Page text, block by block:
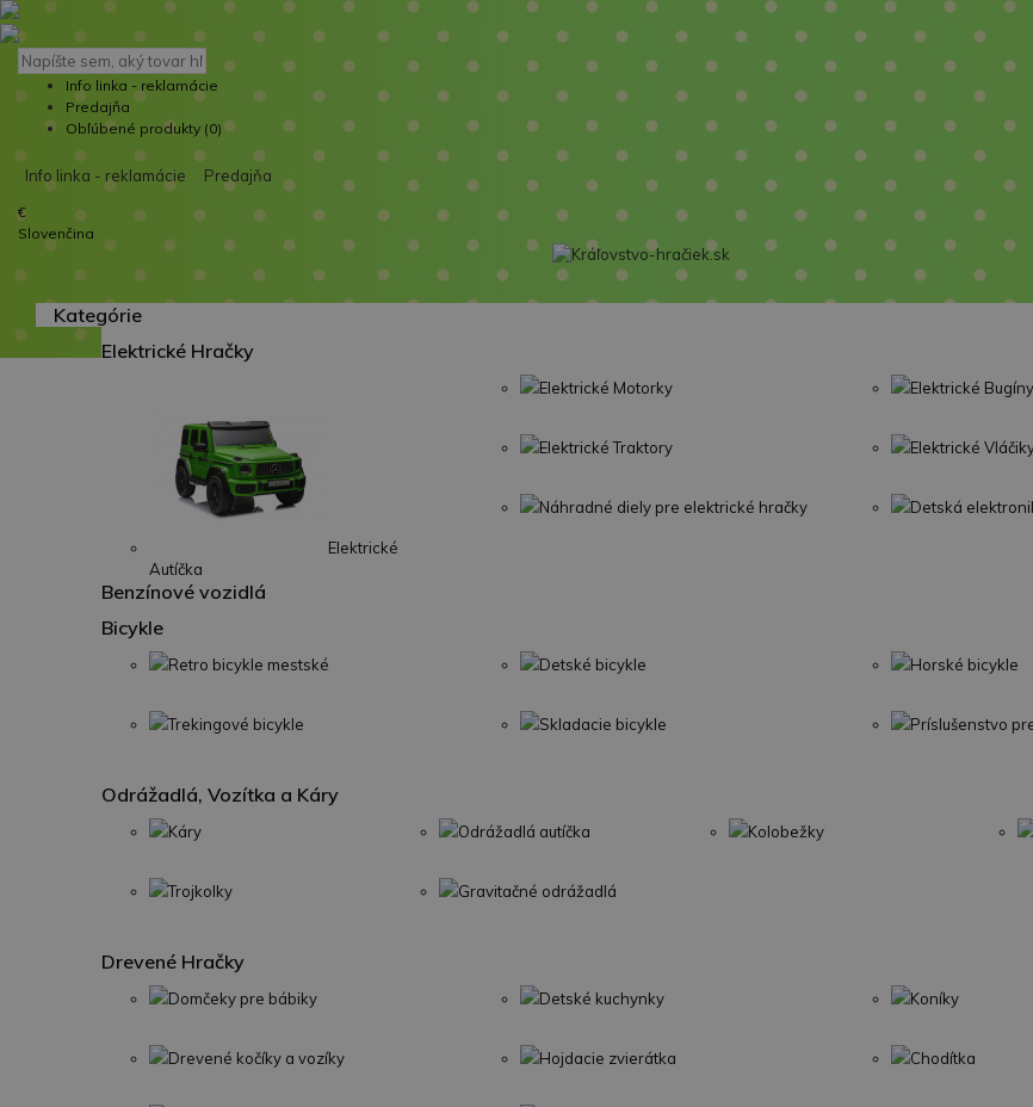
Info linka - reklamácie
Predajňa
Obľúbené produkty (0)
Info linka - reklamácie Predajňa
€
Slovenčina
Kategórie
Elektrické Hračky
Elektrické
Autíčka
Elektrické Motorky Elektrické Bugíny
Elektrické Traktory Elektrické
Náhradné diely pre elektrické hračky Detská
Benzínové vozidlá
Bicykle
Retro bicykle mestské Detské bicykle Horské bicykle
Trekingové bicykle Skladacie bicykle Príslušenstvo
Odrážadlá, Vozítka a Káry
Káry Odrážadlá autíčka Kolobežky
Trojkolky Gravitačné odrážadlá
Drevené Hračky
Domčeky pre bábiky Detské kuchynky Koníky
Drevené kočíky a vozíky Hojdacie zvierátka Chodítka